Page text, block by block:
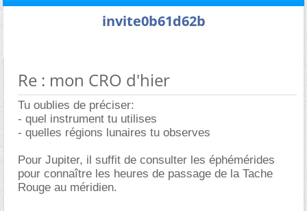
invite0b61d62b
Re : mon CRO d'hier
Tu oublies de préciser:
- quel instrument tu utilises
- quelles régions lunaires tu observes
Pour Jupiter, il suffit de consulter les éphémérides
pour connaître les heures de passage de la Tache
Rouge au méridien.